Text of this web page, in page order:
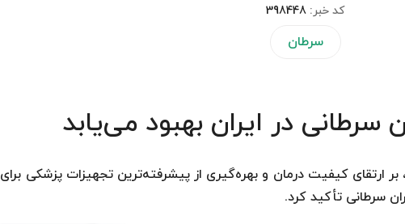
کد خبر: 398448
سرطان
سرطانی در ایران بهبود می‌یابد
ارتقای کیفیت درمان و بهره‌گیری از پیشرفته‌ترین تجهیزات پزشکی برای
سرطانی تأکید کرد.